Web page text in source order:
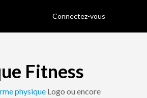
Connectez-vous
Fitness
physique Logo ou encore